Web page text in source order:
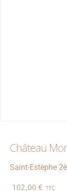
Château
Saint-Estèphe
102,00€ TTC